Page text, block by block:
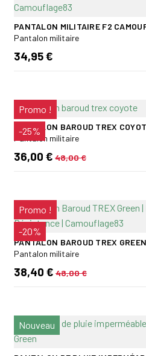
PANTALON MILITAIRE F2
Pantalon militaire
34,95 €
Promo !
-25%
PANTALON BAROUD TREX
Pantalon militaire
36,00 € 48,00 €
Promo !
-20%
PANTALON BAROUD TREX
Pantalon militaire
38,40 € 48,00 €
Nouveau